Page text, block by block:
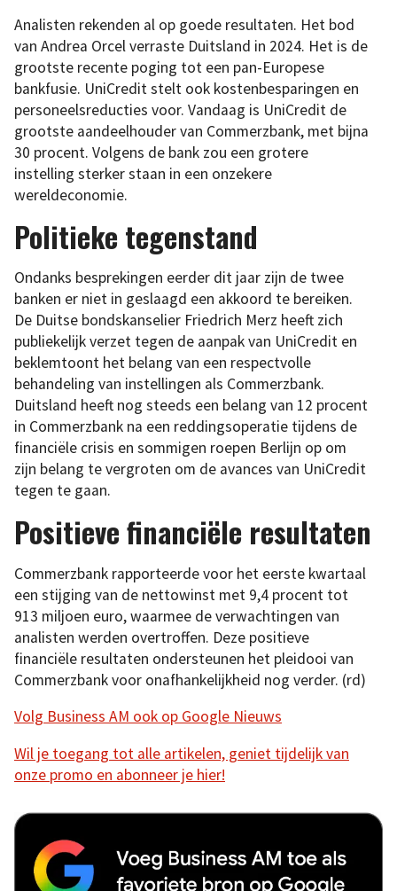
Analisten rekenden al op goede resultaten. Het bod
van Andrea Orcel verraste Duitsland in 2024. Het is de
grootste recente poging tot een pan-Europese
bankfusie. UniCredit stelt ook kostenbesparingen en
personeelsreducties voor. Vandaag is UniCredit de
grootste aandeelhouder van Commerzbank, met bijna
30 procent. Volgens de bank zou een grotere
instelling sterker staan in een onzekere
wereldeconomie.
Politieke tegenstand
Ondanks besprekingen eerder dit jaar zijn de twee
banken er niet in geslaagd een akkoord te bereiken.
De Duitse bondskanselier Friedrich Merz heeft zich
publiekelijk verzet tegen de aanpak van UniCredit en
beklemtoont het belang van een respectvolle
behandeling van instellingen als Commerzbank.
Duitsland heeft nog steeds een belang van 12 procent
in Commerzbank na een reddingsoperatie tijdens de
financiële crisis en sommigen roepen Berlijn op om
zijn belang te vergroten om de avances van UniCredit
tegen te gaan.
Positieve financiële resultaten
Commerzbank rapporteerde voor het eerste kwartaal
een stijging van de nettowinst met 9,4 procent tot
913 miljoen euro, waarmee de verwachtingen van
analisten werden overtroffen. Deze positieve
financiële resultaten ondersteunen het pleidooi van
Commerzbank voor onafhankelijkheid nog verder. (rd)
Volg Business AM ook op Google Nieuws
Wil je toegang tot alle artikelen, geniet tijdelijk van
onze promo en abonneer je hier!